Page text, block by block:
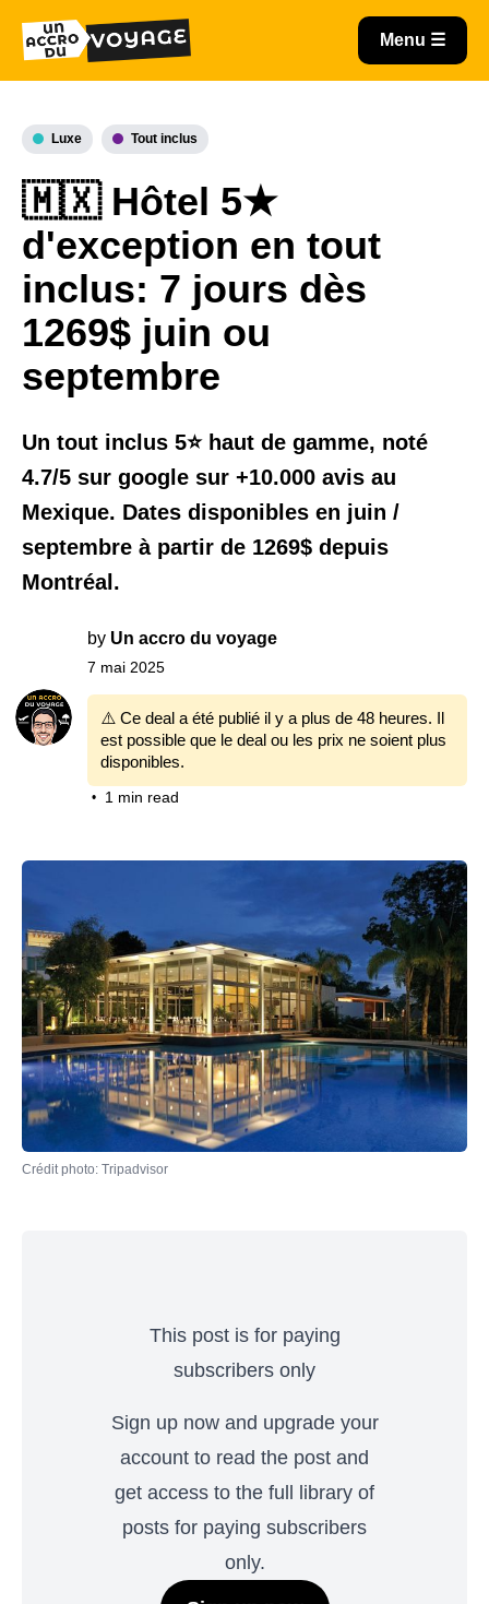
Luxe Tout inclus
🇲🇽 Hôtel 5★
d'exception en tout
inclus: 7 jours dès
1269$ juin ou
septembre
Un tout inclus 5⭐️ haut de gamme, noté
4.7/5 sur google sur +10.000 avis au
Mexique. Dates disponibles en juin /
septembre à partir de 1269$ depuis
Montréal.
by Un accro du voyage
7 mai 2025
⚠️ Ce deal a été publié il y a plus de 48 heures. Il
est possible que le deal ou les prix ne soient plus
disponibles.
• 1 min read
Crédit photo: Tripadvisor
This post is for paying
subscribers only
Sign up now and upgrade your
account to read the post and
get access to the full library of
posts for paying subscribers
only.